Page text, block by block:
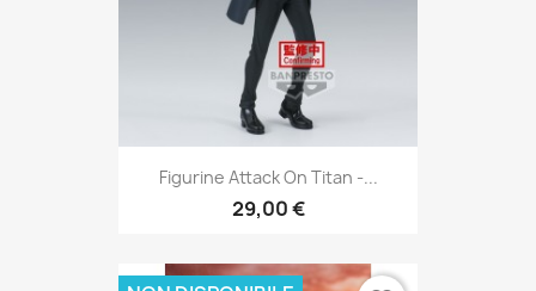
Figurine Attack On Titan -...
29,00 €